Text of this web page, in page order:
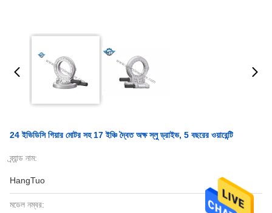
24 ইভিডিসি গিয়ার মোটর সহ 17 ইঞ্চি দ্বৈত অক্ষ স্লু ড্রাইভ, 5 বছরের ওয়ারেন্টি
ব্র্যান্ড নাম:
HangTuo
মডেল নম্বর: